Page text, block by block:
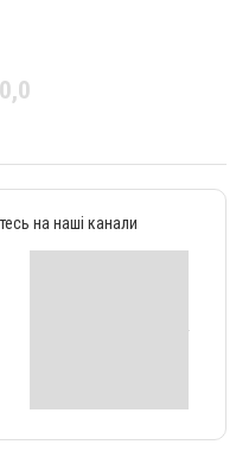
0,0
на наші канали